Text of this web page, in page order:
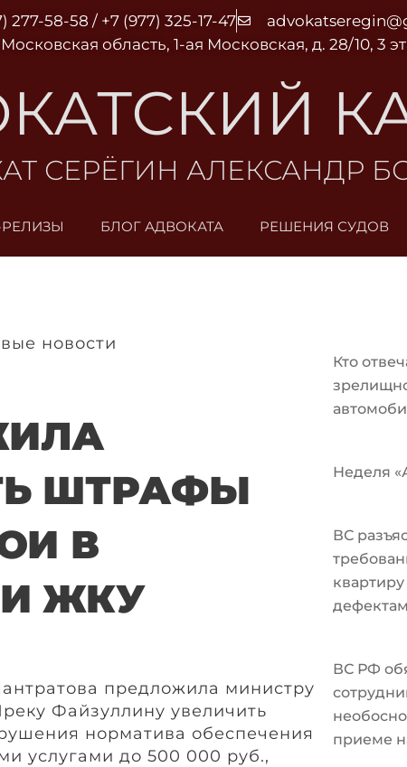
277-58-58 / +7 (977) 325-17-47
область, 1-ая Московская, д. 28/10, 3
СЕРЁГИН АЛЕКСАНДР
БЛОГ АДВОКАТА РЕШЕНИЯ СУДОВ
новости
ШТРАФЫ
В
ЖКУ
предложила министру
Файзуллину увеличить
норматива обеспечения
услугами до 500 000 руб.,
Кто
Неделя
ВС
ВС РФ
приеме